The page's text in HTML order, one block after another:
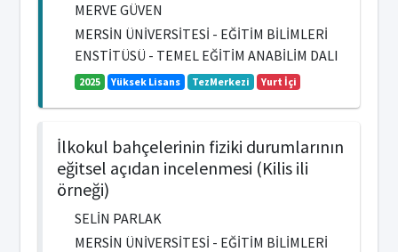
MERVE GÜVEN
MERSİN ÜNİVERSİTESİ - EĞİTİM BİLİMLERİ
ENSTİTÜSÜ - TEMEL EĞİTİM ANABİLİM DALI
2025 Yüksek Lisans TezMerkezi Yurt İçi
İlkokul bahçelerinin fiziki durumlarının
eğitsel açıdan incelenmesi (Kilis ili
örneği)
SELİN PARLAK
MERSİN ÜNİVERSİTESİ - EĞİTİM BİLİMLERİ